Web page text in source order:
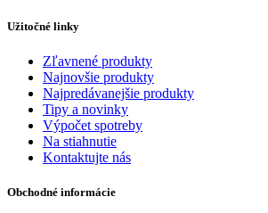
Užitočné linky
Zľavnené produkty
Najnovšie produkty
Najpredávanejšie produkty
Tipy a novinky
Výpočet spotreby
Na stiahnutie
Kontaktujte nás
Obchodné informácie